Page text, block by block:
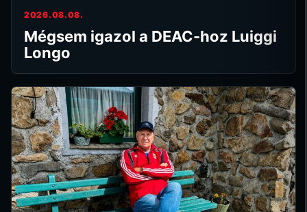
2026.08.08.
Mégsem igazol a DEAC-hoz Luiggi
Longo